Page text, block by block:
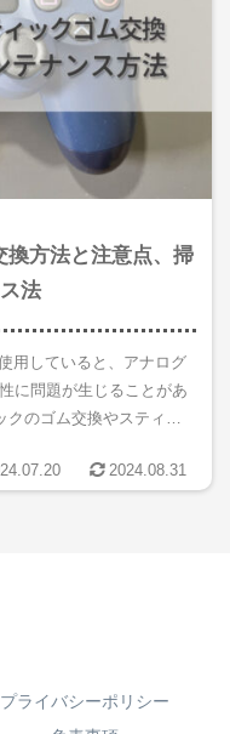
換方法と注意点、掃
法
用していると、アナログ
に問題が生じることがあ
のゴム交換やスティッ
2024.08.31
プライバシーポリシー